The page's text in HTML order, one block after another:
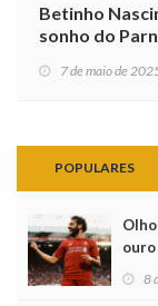
Betinho
sonho do
7 de maio de
POPULARES
ouro
8